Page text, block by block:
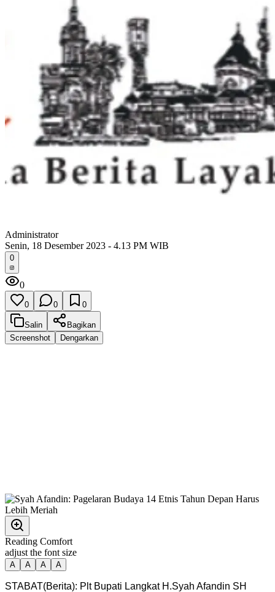
Administrator
Senin, 18 Desember 2023 - 4.13 PM WIB
0
0
0 0 0
Salin
Bagikan
Screenshot
Dengarkan
Reading Comfort
adjust the font size
A A A A
STABAT(Berita): Plt Bupati Langkat H.Syah Afandin SH